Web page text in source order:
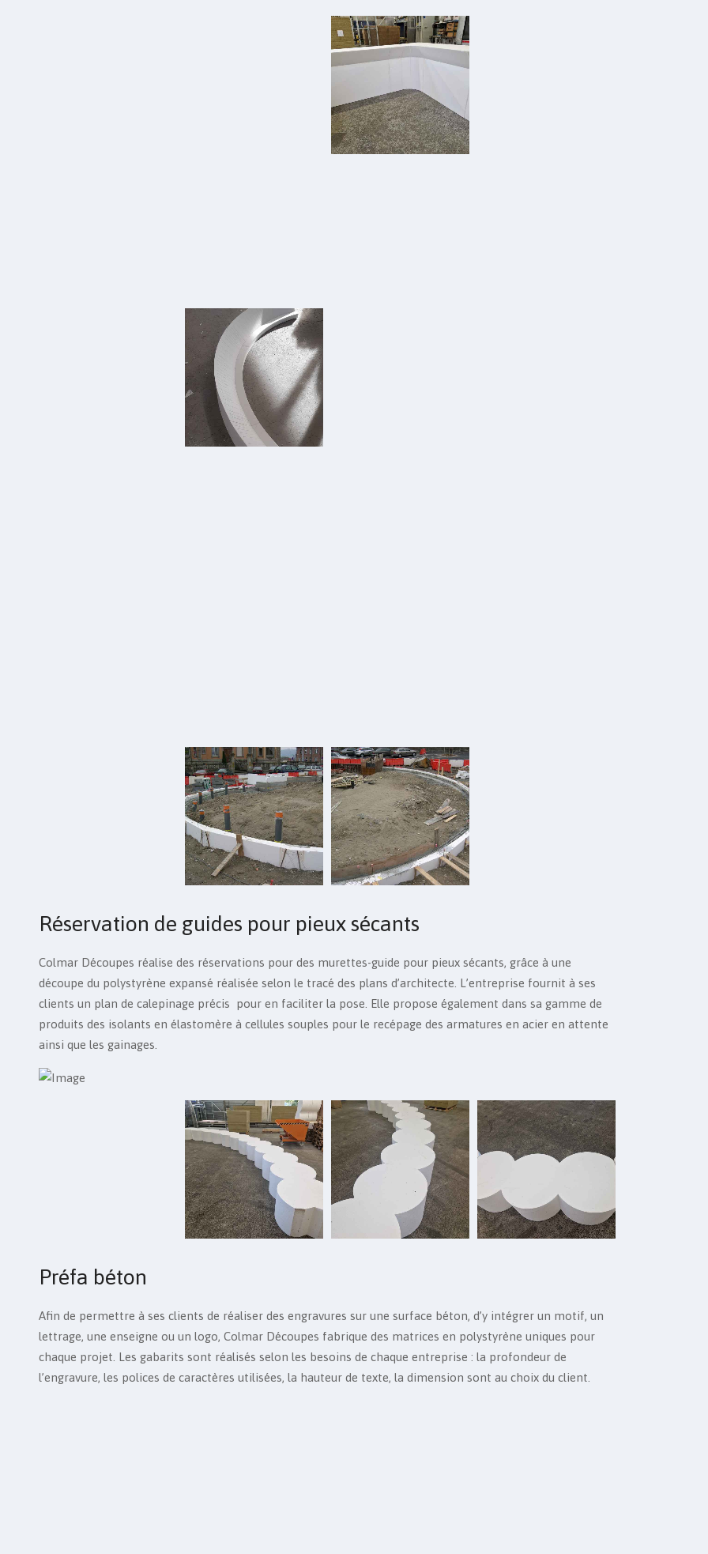
Réservation de guides pour pieux sécants
Colmar Découpes réalise des réservations pour des murettes-guide pour pieux sécants, grâce à une
découpe du polystyrène expansé réalisée selon le tracé des plans d’architecte. L’entreprise fournit à ses
clients un plan de calepinage précis pour en faciliter la pose. Elle propose également dans sa gamme de
produits des isolants en élastomère à cellules souples pour le recépage des armatures en acier en attente
ainsi que les gainages.
Préfa béton
Afin de permettre à ses clients de réaliser des engravures sur une surface béton, d’y intégrer un motif, un
lettrage, une enseigne ou un logo, Colmar Découpes fabrique des matrices en polystyrène uniques pour
chaque projet. Les gabarits sont réalisés selon les besoins de chaque entreprise : la profondeur de
l’engravure, les polices de caractères utilisées, la hauteur de texte, la dimension sont au choix du client.